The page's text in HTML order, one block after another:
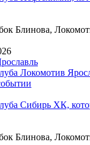
Блинова,
Блинова,